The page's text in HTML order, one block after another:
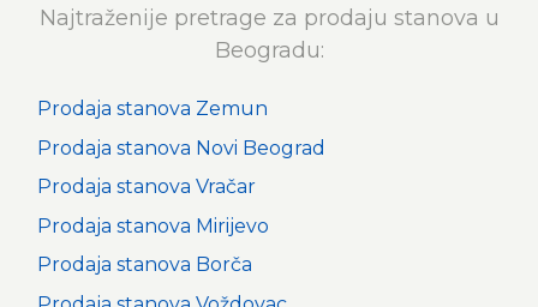
Najtraženije pretrage za prodaju stanova u
Beogradu:
Prodaja stanova Zemun
Prodaja stanova Novi Beograd
Prodaja stanova Vračar
Prodaja stanova Mirijevo
Prodaja stanova Borča